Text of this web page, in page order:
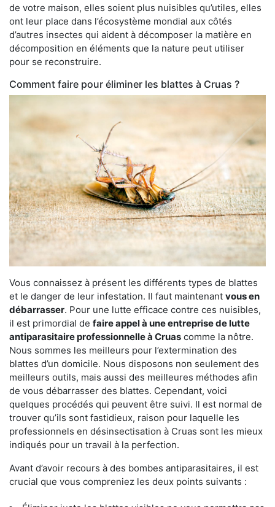
de votre maison, elles soient plus nuisibles qu’utiles, elles
ont leur place dans l’écosystème mondial aux côtés
d’autres insectes qui aident à décomposer la matière en
décomposition en éléments que la nature peut utiliser
pour se reconstruire.
Comment faire pour éliminer les blattes à Cruas ?
Vous connaissez à présent les différents types de blattes
et le danger de leur infestation. Il faut maintenant vous en
débarrasser. Pour une lutte efficace contre ces nuisibles,
il est primordial de faire appel à une entreprise de lutte
antiparasitaire professionnelle à Cruas comme la nôtre.
Nous sommes les meilleurs pour l’extermination des
blattes d’un domicile. Nous disposons non seulement des
meilleurs outils, mais aussi des meilleures méthodes afin
de vous débarrasser des blattes. Cependant, voici
quelques procédés qui peuvent être suivi. Il est normal de
trouver qu’ils sont fastidieux, raison pour laquelle les
professionnels en désinsectisation à Cruas sont les mieux
indiqués pour un travail à la perfection.
Avant d’avoir recours à des bombes antiparasitaires, il est
crucial que vous compreniez les deux points suivants :